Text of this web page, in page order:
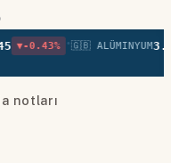
▼-0.43% •🇬🇧 ALÜMINYUM
notları